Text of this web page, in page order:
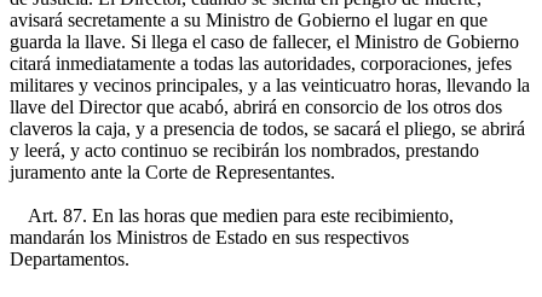
avisará secretamente a su Ministro de Gobierno el lugar en que
guarda la llave. Si llega el caso de fallecer, el Ministro de Gobierno
citará inmediatamente a todas las autoridades, corporaciones, jefes
militares y vecinos principales, y a las veinticuatro horas, llevando la
llave del Director que acabó, abrirá en consorcio de los otros dos
claveros la caja, y a presencia de todos, se sacará el pliego, se abrirá
y leerá, y acto continuo se recibirán los nombrados, prestando
juramento ante la Corte de Representantes.
Art. 87. En las horas que medien para este recibimiento,
mandarán los Ministros de Estado en sus respectivos
Departamentos.